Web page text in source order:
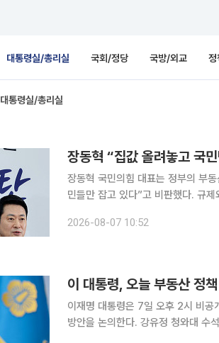
대통령실/총리실 국회/정당 국방/외교 정
대통령실/총리실
장동혁 “집값 올려놓고 국
장동혁 국민의힘 대표는 정부의 부
민들만 잡고 있다”고 비판했다. 규
악의 근원”이라며 “부동산 지옥을
2026-08-07 10:52
이 대통령, 오늘 부동산 정
이재명 대통령은 7일 오후 2시 비공
방안을 논의한다. 강유정 청와대 수